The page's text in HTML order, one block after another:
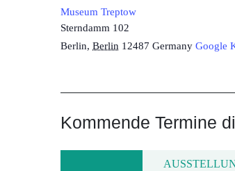
Museum Treptow
Sterndamm 102
Berlin, Berlin 12487 Germany Google
Kommende Termine